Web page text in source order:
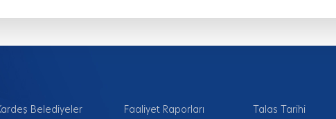
Belediyeler
Faaliyet Raporları
Talas Tarihi